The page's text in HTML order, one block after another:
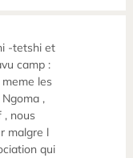
-tetshi et
camp :
les
,
, nous
malgre l
qui